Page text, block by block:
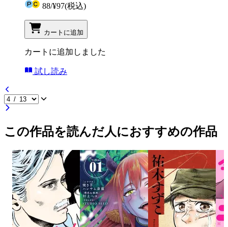
88/¥97(税込)
カートに追加
カートに追加しました
試し読み
この作品を読んだ人におすすめの作品